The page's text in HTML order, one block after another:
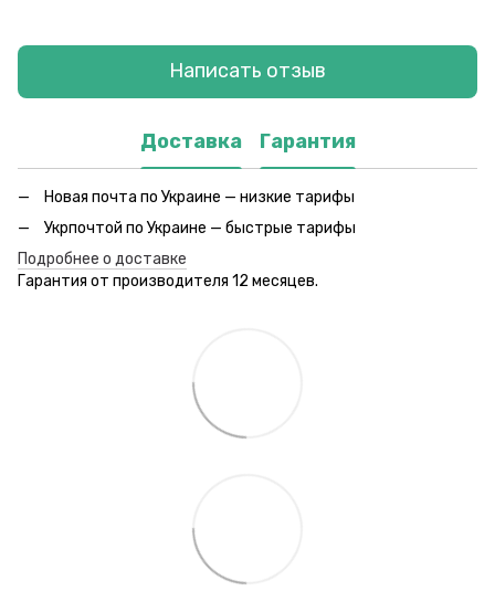
Написать отзыв
Доставка Гарантия
Новая почта по Украине — низкие тарифы
Укрпочтой по Украине — быстрые тарифы
Подробнее о доставке
Гарантия от производителя 12 месяцев.